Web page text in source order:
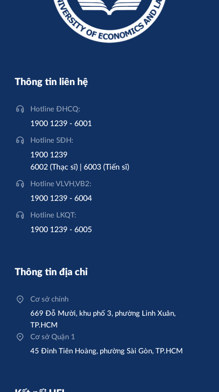
Thông tin liên hệ
Hotline ĐHCQ:
1900 1239 - 6001
Hotline SĐH:
1900 1239
6002 (Thạc sĩ) | 6003 (Tiến sĩ)
Hotline VLVH,VB2:
1900 1239 - 6004
Hotline LKQT:
1900 1239 - 6005
Thông tin địa chỉ
Cơ sở chính
669 Đỗ Mười, khu phố 3, phường Linh Xuân,
TP.HCM
Cơ sở Quận 1
45 Đinh Tiên Hoàng, phường Sài Gòn, TP.HCM